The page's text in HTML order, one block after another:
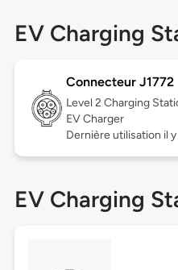
EV Charging
Connecteur J1772
Level 2 Charging
EV Charger
Dernière utilisation il
EV Charging